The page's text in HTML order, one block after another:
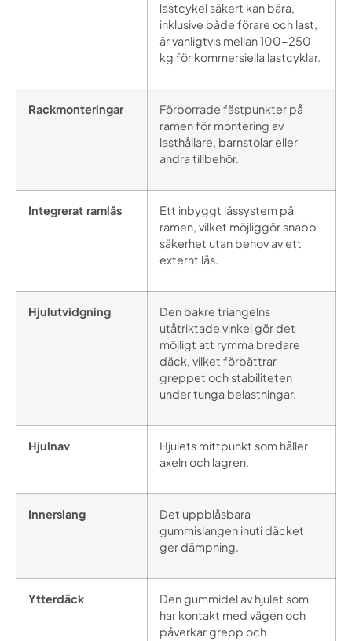
lastcykel säkert kan bära,
inklusive både förare och last,
är vanligtvis mellan 100-250
kg för kommersiella lastcyklar.
Rackmonteringar
Förborrade fästpunkter på
ramen för montering av
lasthållare, barnstolar eller
andra tillbehör.
Integrerat ramlås
Ett inbyggt låssystem på
ramen, vilket möjliggör snabb
säkerhet utan behov av ett
externt lås.
Hjulutvidgning
Den bakre triangelns
utåtriktade vinkel gör det
möjligt att rymma bredare
däck, vilket förbättrar
greppet och stabiliteten
under tunga belastningar.
Hjulnav
Hjulets mittpunkt som håller
axeln och lagren.
Innerslang
Det uppblåsbara
gummislangen inuti däcket
ger dämpning.
Ytterdäck
Den gummidel av hjulet som
har kontakt med vägen och
påverkar grepp och